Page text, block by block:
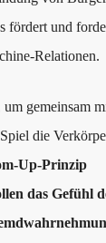
fördert und
Relationen.
gemeinsam
die
Up-Prinzip
das Gefühl